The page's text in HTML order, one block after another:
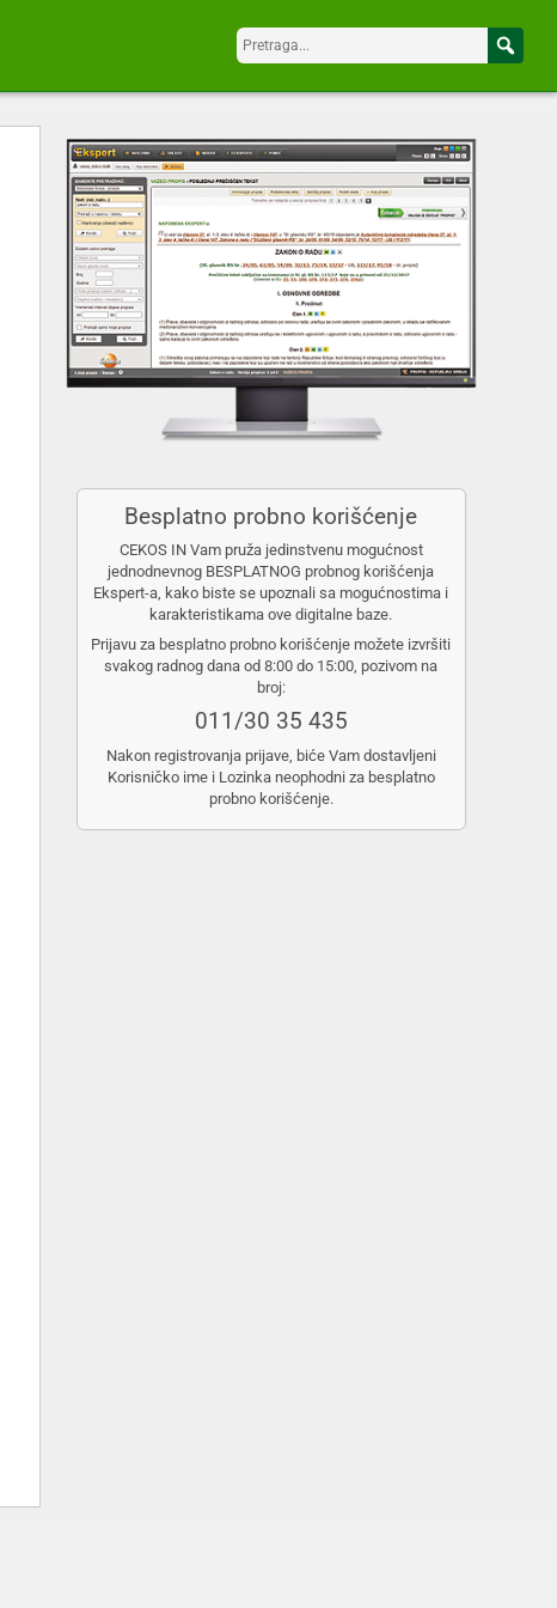
Besplatno probno korišćenje
CEKOS IN Vam pruža jedinstvenu mogućnost
jednodnevnog BESPLATNOG probnog korišćenja
Ekspert-a, kako biste se upoznali sa mogućnostima i
karakteristikama ove digitalne baze.
Prijavu za besplatno probno korišćenje možete izvršiti
svakog radnog dana od 8:00 do 15:00, pozivom na
broj:
011/30 35 435
Nakon registrovanja prijave, biće Vam dostavljeni
Korisničko ime i Lozinka neophodni za besplatno
probno korišćenje.